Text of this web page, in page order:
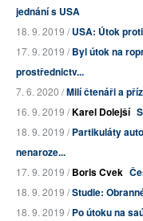
jednání s USA
18. 9. 2019 /USA: Útok
17. 9. 2019 /Byl útok na
prostřednictv...
7. 6. 2020 /Milí čtenáři a
16. 9. 2019 /Karel Dolejší
18. 9. 2019 /Partikuláty
nenaroze...
17. 9. 2019 /Boris Cvek
18. 9. 2019 /Studie:
18. 9. 2019 /Po útoku na